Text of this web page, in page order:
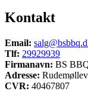
Kontakt
Email:
Tlf: 29929939
Firmanavn: BS
Adresse:
CVR: 40467807